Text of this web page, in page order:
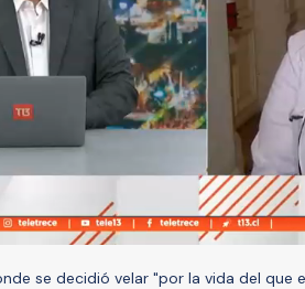
se decidió velar "por la vida del que